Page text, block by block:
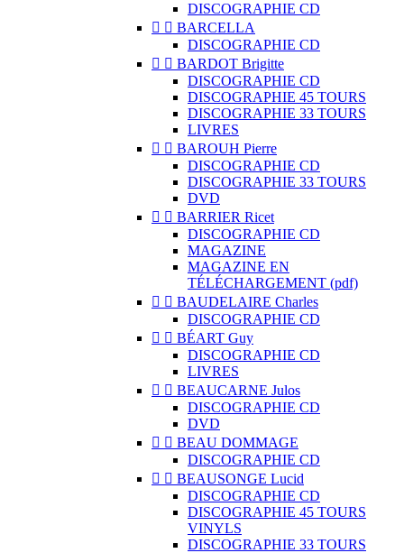
DISCOGRAPHIE CD
  BARCELLA
DISCOGRAPHIE CD
  BARDOT Brigitte
DISCOGRAPHIE CD
DISCOGRAPHIE 45 TOURS
DISCOGRAPHIE 33 TOURS
LIVRES
  BAROUH Pierre
DISCOGRAPHIE CD
DISCOGRAPHIE 33 TOURS
DVD
  BARRIER Ricet
DISCOGRAPHIE CD
MAGAZINE
MAGAZINE EN
TÉLÉCHARGEMENT (pdf)
  BAUDELAIRE Charles
DISCOGRAPHIE CD
  BÉART Guy
DISCOGRAPHIE CD
LIVRES
  BEAUCARNE Julos
DISCOGRAPHIE CD
DVD
  BEAU DOMMAGE
DISCOGRAPHIE CD
  BEAUSONGE Lucid
DISCOGRAPHIE CD
DISCOGRAPHIE 45 TOURS
VINYLS
DISCOGRAPHIE 33 TOURS